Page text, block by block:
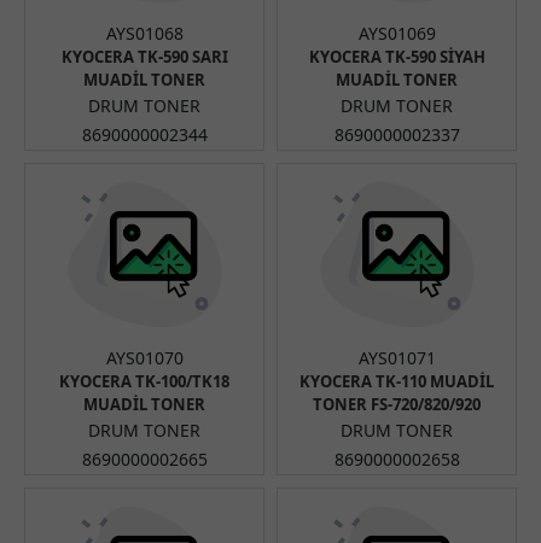
AYS01068
KYOCERA TK-590 SARI
MUADİL TONER
DRUM TONER
8690000002344
AYS01069
KYOCERA TK-590 SİYAH
MUADİL TONER
DRUM TONER
8690000002337
AYS01070
KYOCERA TK-100/TK18
MUADİL TONER
DRUM TONER
8690000002665
AYS01071
KYOCERA TK-110 MUADİL
TONER FS-720/820/920
DRUM TONER
8690000002658